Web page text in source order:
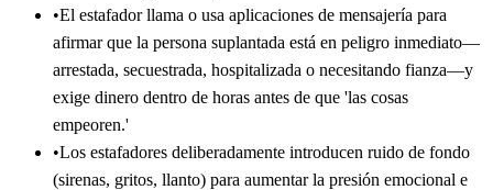
•El estafador llama o usa aplicaciones de mensajería para
afirmar que la persona suplantada está en peligro inmediato—
arrestada, secuestrada, hospitalizada o necesitando fianza—y
exige dinero dentro de horas antes de que 'las cosas
empeoren.'
•Los estafadores deliberadamente introducen ruido de fondo
(sirenas, gritos, llanto) para aumentar la presión emocional e